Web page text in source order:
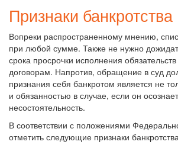
Признаки банкротства
Вопреки распространенному мнению,
при любой сумме. Также не нужно
срока просрочки исполнения
договорам. Напротив, обращение в суд
признания себя банкротом является не
и обязанностью в случае, если он
несостоятельность.
В соответствии с положениями
отметить следующие признаки